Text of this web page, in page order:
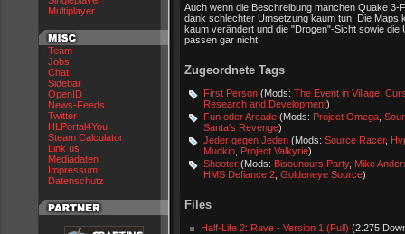
Multiplayer
Team
Jobs
Chat
Sidebar
OpenID
News-Feeds
Twitter
HLPortal4You
Steam Calculator
Link us
Mediadaten
Impressum
Datenschutz
Auch wenn die Beschreibung manchen Quake 3-
dank schlechter Umsetzung kaum tun. Die Maps
kaum verändert und die "Drogen"-Sicht sowie die
passen gar nicht.
Zugeordnete Tags
First Person (Mods: The Event in Village
Research and Development)
Fun oder Arcade (Mods: Project Omega
Santa's Revenge)
Jeder gegen Jeden (Mods: Source Racer,
Mudkip Project Valkyrie)
Shooter (Mods: Bisounours Party, Mike
HMS Defiance 2 Goldeneye Source)
Files
Half-Life 2: Rave - Version 1 (Full) (2.275